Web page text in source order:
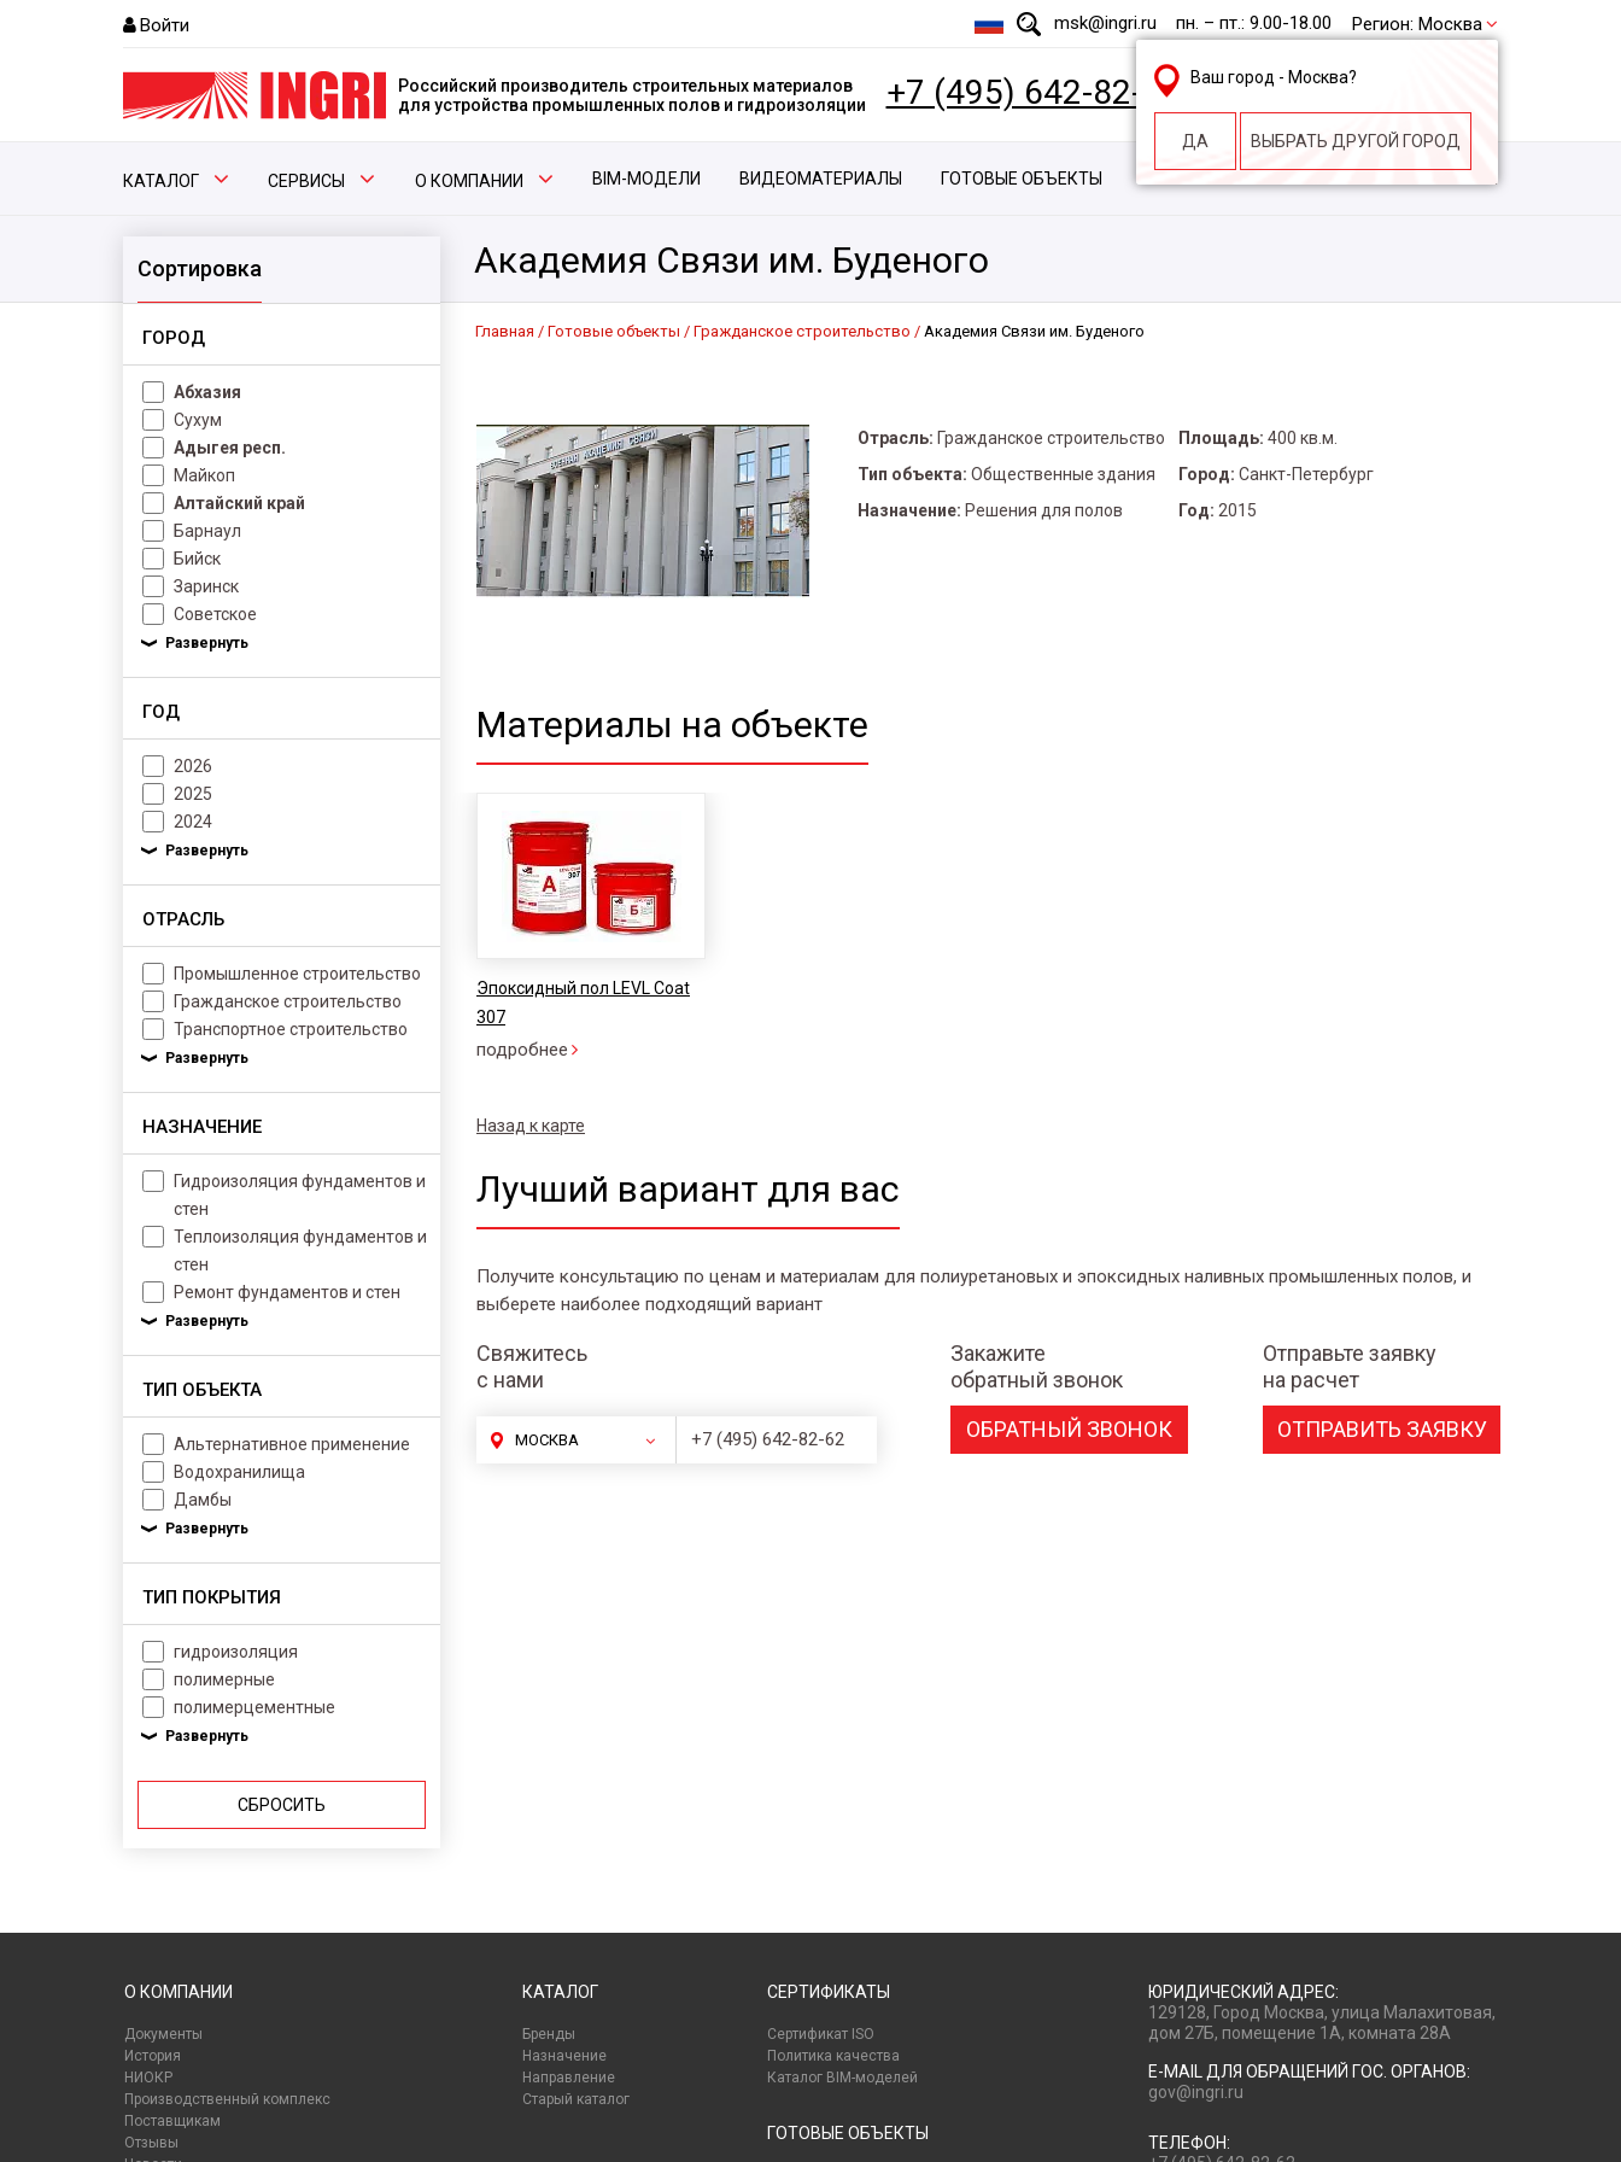
Войти msk@ingri.ru пн. – пт.: 9.00-18.00 Регион: Москва
Ваш город - Москва?
ДА ВЫБРАТЬ ДРУГОЙ ГОРОД
Российский производитель строительных материалов
для устройства промышленных полов и гидроизоляции
+7 (495) 642-82-62
КАТАЛОГ СЕРВИСЫ О КОМПАНИИ BIM-МОДЕЛИ ВИДЕОМАТЕРИАЛЫ ГОТОВЫЕ ОБЪЕКТЫ
Академия Связи им. Буденого
Сортировка
ГОРОД
Абхазия
Сухум
Адыгея респ.
Майкоп
Алтайский край
Барнаул
Бийск
Заринск
Советское
ГОД
2026
2025
2024
ОТРАСЛЬ
Промышленное строительство
Гражданское строительство
Транспортное строительство
НАЗНАЧЕНИЕ
Гидроизоляция фундаментов и
стен
Теплоизоляция фундаментов и
стен
Ремонт фундаментов и стен
ТИП ОБЪЕКТА
Альтернативное применение
Водохранилища
Дамбы
ТИП ПОКРЫТИЯ
гидроизоляция
полимерные
полимерцементные
СБРОСИТЬ
Главная Готовые объекты Гражданское строительство Академия Связи им. Буденого
Отрасль: Гражданское строительство Площадь: 400 кв.м.
Тип объекта: Общественные здания Город: Санкт-Петербург
Назначение: Решения для полов Год: 2015
Материалы на объекте
Эпоксидный пол LEVL Coat
307
подробнее
Назад к карте
Лучший вариант для вас
Получите консультацию по ценам и материалам для полиуретановых и эпоксидных наливных промышленных полов, и
выберете наиболее подходящий вариант
Свяжитесь
с нами
МОСКВА +7 (495) 642-82-62
Закажите
обратный звонок
ОБРАТНЫЙ ЗВОНОК
Отправьте заявку
на расчет
ОТПРАВИТЬ ЗАЯВКУ
О КОМПАНИИ
Документы
История
НИОКР
Производственный комплекс
Поставщикам
Отзывы
КАТАЛОГ
Бренды
Назначение
Направление
Старый каталог
СЕРТИФИКАТЫ
Сертификат ISO
Политика качества
Каталог BIM-моделей
ГОТОВЫЕ ОБЪЕКТЫ
ЮРИДИЧЕСКИЙ АДРЕС:
129128, Город Москва, улица Малахитовая,
дом 27Б, помещение 1А, комната 28А
E-MAIL ДЛЯ ОБРАЩЕНИЙ ГОС. ОРГАНОВ:
gov@ingri.ru
ТЕЛЕФОН: